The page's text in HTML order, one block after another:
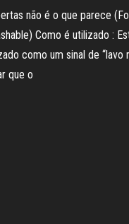
não é o que parece
Como é utilizado :
como um sinal de “lavo
que o